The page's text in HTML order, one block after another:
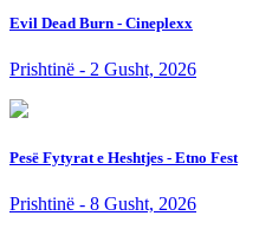
Evil Dead Burn - Cineplexx
Prishtinë - 2 Gusht, 2026
Pesë Fytyrat e Heshtjes - Etno Fest
Prishtinë - 8 Gusht, 2026